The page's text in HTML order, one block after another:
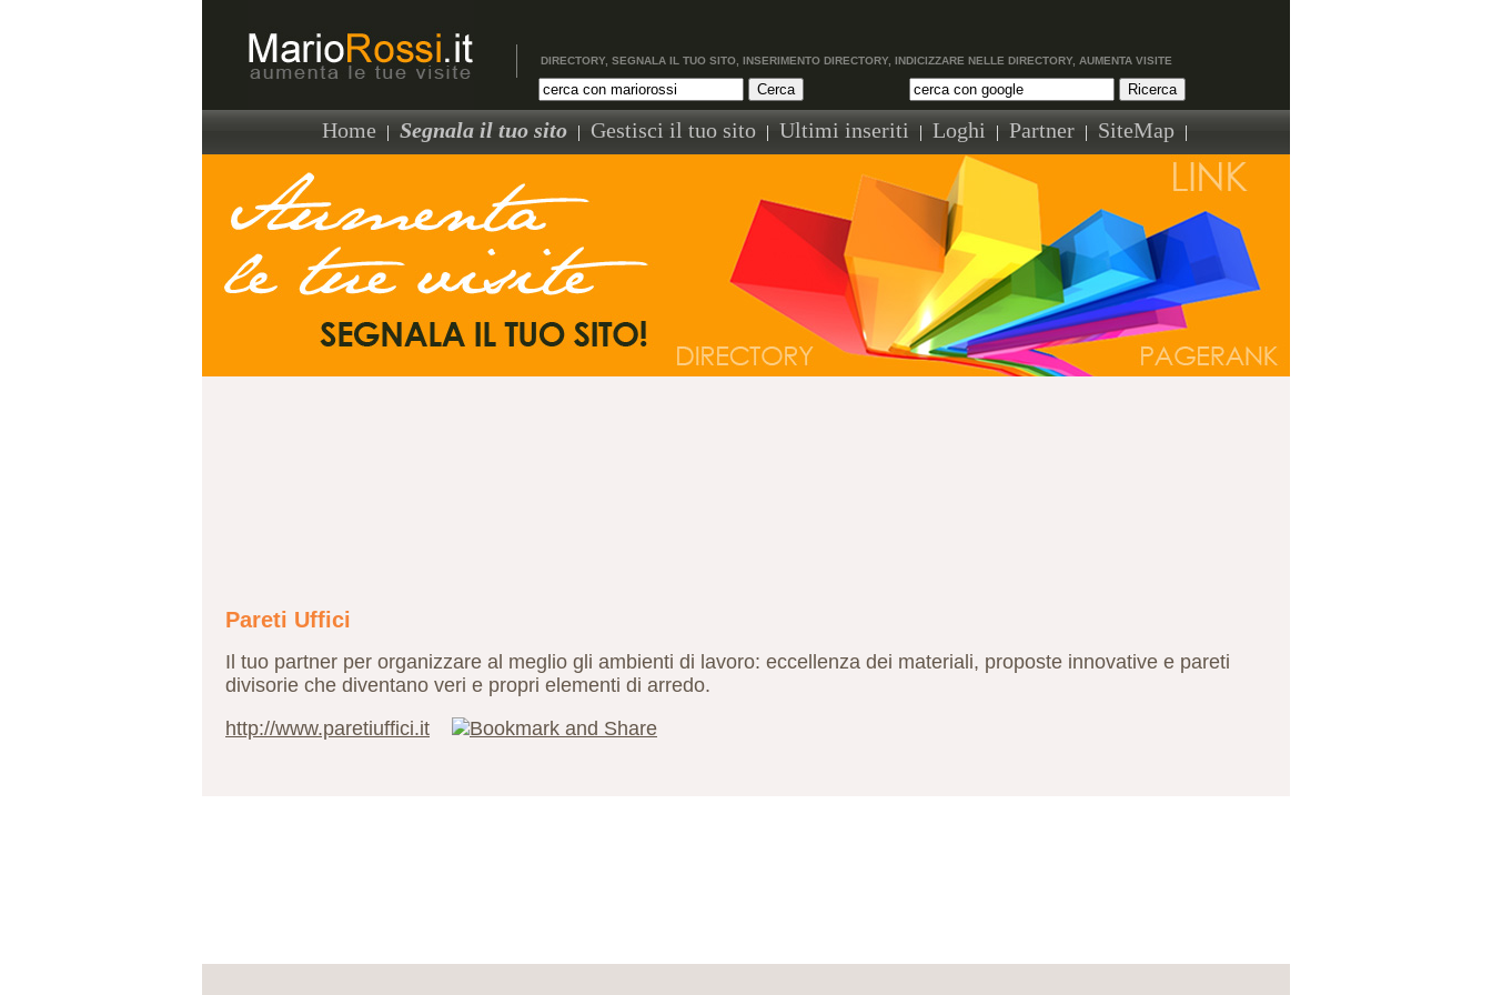
DIRECTORY, SEGNALA IL TUO SITO, INSERIMENTO DIRECTORY, INDICIZZARE NELLE DIRECTORY, AUMENTA VISITE
Home | Segnala il tuo sito | Gestisci il tuo sito | Ultimi inseriti | Loghi | Partner | SiteMap |
Pareti Uffici
Il tuo partner per organizzare al meglio gli ambienti di lavoro: eccellenza dei materiali, proposte innovative e pareti
divisorie che diventano veri e propri elementi di arredo.
http://www.paretiuffici.it